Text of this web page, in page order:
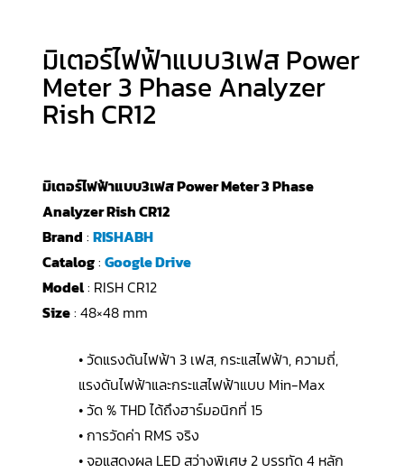
มิเตอร์ไฟฟ้าแบบ3เฟส Power
Meter 3 Phase Analyzer
Rish CR12
มิเตอร์ไฟฟ้าแบบ3เฟส Power Meter 3 Phase
Analyzer Rish CR12
Brand : RISHABH
Catalog: Google Drive
Model: RISH CR12
Size: 48×48 mm
• วัดแรงดันไฟฟ้า 3 เฟส, กระแสไฟฟ้า, ความถี่,
แรงดันไฟฟ้าและกระแสไฟฟ้าแบบ Min-Max
• วัด % THD ได้ถึงฮาร์มอนิกที่ 15
• การวัดค่า RMS จริง
• จอแสดงผล LED สว่างพิเศษ 2 บรรทัด 4 หลัก